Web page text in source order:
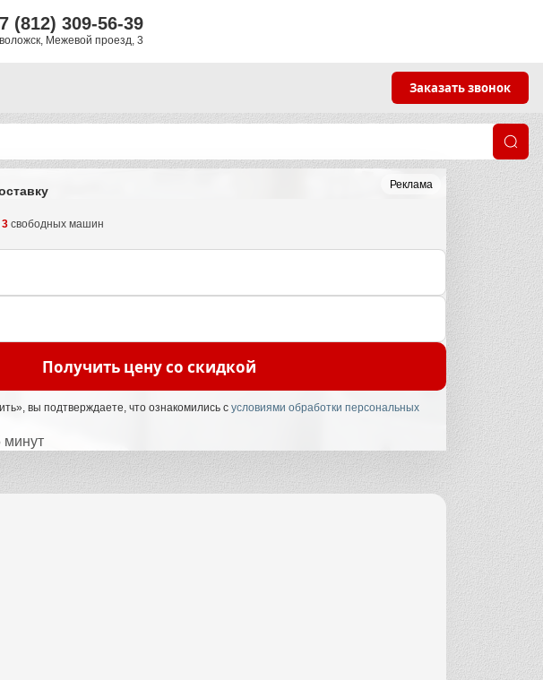
(812) 309-56-39
Межевой проезд, 3
Заказать звонок
Реклама
3 свободных машин
Получить цену со скидкой
вы подтверждаете, что ознакомились сусловиями обработки персональных
минут